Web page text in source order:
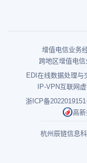
增值电信业务
跨地区增值电
EDI在线数据处理与
IP-VPN互联网
浙ICP备
高
杭州辰链信息